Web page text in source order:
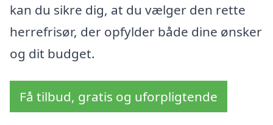
kan du sikre dig, at du vælger den rette
herrefrisør, der opfylder både dine ønsker
og dit budget.
Få tilbud, gratis og uforpligtende